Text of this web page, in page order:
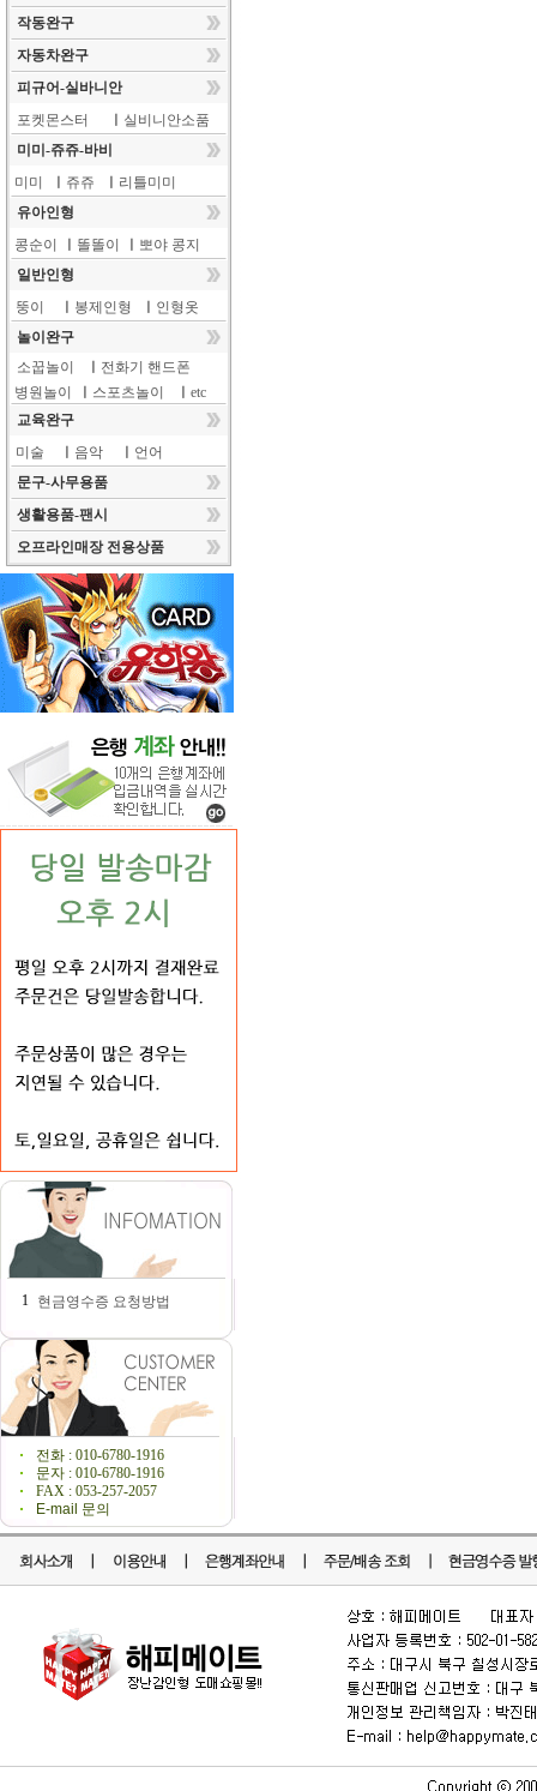
작동완구
자동차완구
피규어-실바니안
포켓몬스터
실비니안소품
미미-쥬쥬-바비
미미
쥬쥬
리틀미미
유아인형
콩순이
똘똘이
뽀야 콩지
일반인형
뚱이
봉제인형
인형옷
놀이완구
소꿉놀이
전화기 핸드폰
병원놀이
스포츠놀이
etc
교육완구
미술
음악
언어
문구-사무용품
생활용품-팬시
오프라인매장 전용상품
1 현금영수증 요청방법
전화 : 010-6780-1916
문자 : 010-6780-1916
FAX : 053-257-2057
E-mail 문의